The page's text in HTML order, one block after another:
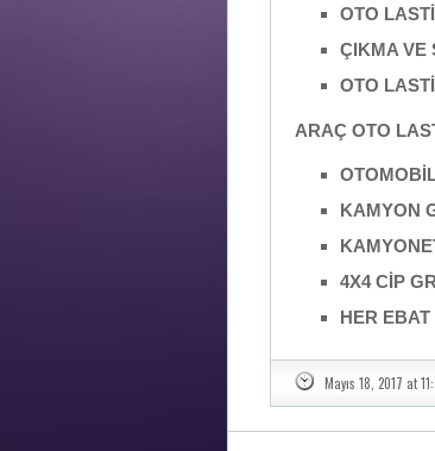
OTO
ÇIKMA VE
OTO
ARAÇ OTO
KAMYON
4X4 CİP
HER
Mayıs 18, 2017 at